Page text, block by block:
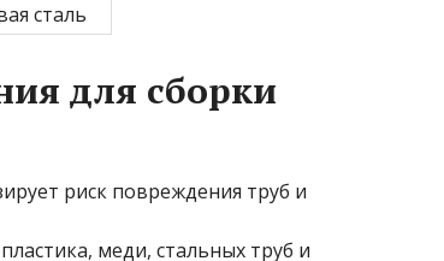
сталь
для сборки
риск повреждения труб и
меди, стальных труб и